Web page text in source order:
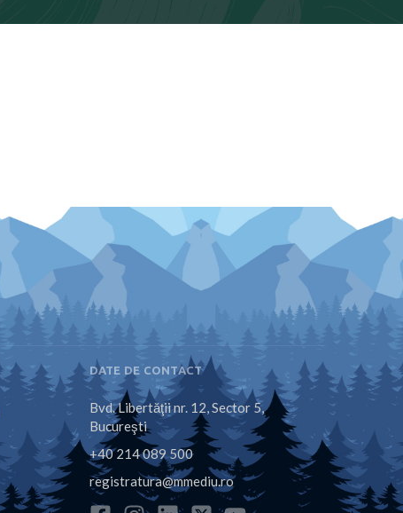
DATE DE CONTACT
Bvd. Libertăţii nr. 12, Sector 5,
Bucureşti
+40 214 089 500
registratura@mmediu.ro